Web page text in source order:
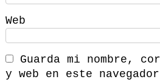
Web
Guarda mi nombre,
y web en este